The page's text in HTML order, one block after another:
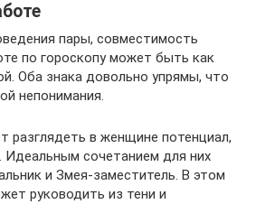
пары, совместимость
по гороскопу может быть как
Оба знака довольно упрямы, что
непонимания.
разглядеть в женщине потенциал,
Идеальным сочетанием для них
и Змея-заместитель. В этом
руководить из тени и